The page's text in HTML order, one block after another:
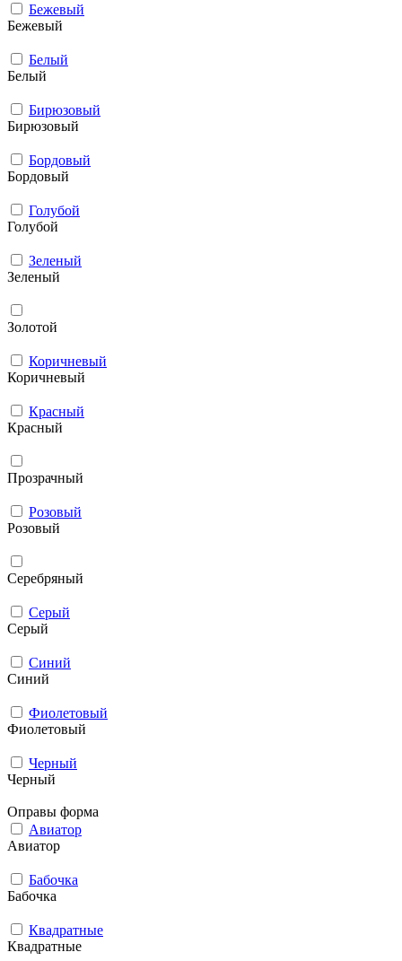
Бежевый
Бежевый
Белый
Белый
Бирюзовый
Бирюзовый
Бордовый
Бордовый
Голубой
Голубой
Зеленый
Зеленый
Золотой
Коричневый
Коричневый
Красный
Красный
Прозрачный
Розовый
Розовый
Серебряный
Серый
Серый
Синий
Синий
Фиолетовый
Фиолетовый
Черный
Черный
Оправы форма
Авиатор
Авиатор
Бабочка
Бабочка
Квадратные
Квадратные